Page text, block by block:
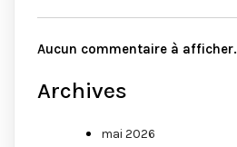
Aucun commentaire à afficher.
Archives
mai 2026